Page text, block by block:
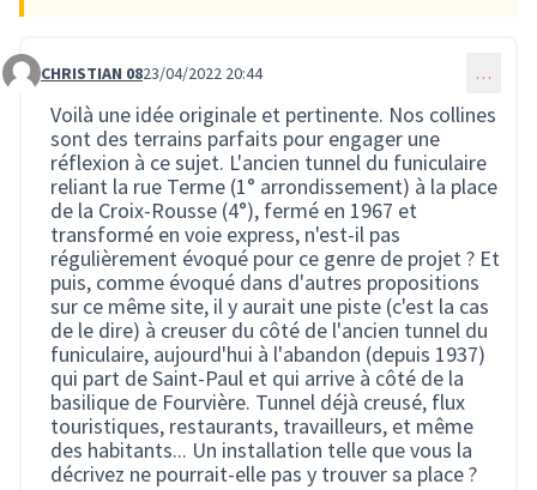
Commentaire 474
CHRISTIAN 0823/04/2022 20:44 …
Voilà une idée originale et pertinente. Nos collines
sont des terrains parfaits pour engager une
réflexion à ce sujet. L'ancien tunnel du funiculaire
reliant la rue Terme (1° arrondissement) à la place
de la Croix-Rousse (4°), fermé en 1967 et
transformé en voie express, n'est-il pas
régulièrement évoqué pour ce genre de projet ? Et
puis, comme évoqué dans d'autres propositions
sur ce même site, il y aurait une piste (c'est la cas
de le dire) à creuser du côté de l'ancien tunnel du
funiculaire, aujourd'hui à l'abandon (depuis 1937)
qui part de Saint-Paul et qui arrive à côté de la
basilique de Fourvière. Tunnel déjà creusé, flux
touristiques, restaurants, travailleurs, et même
des habitants... Un installation telle que vous la
décrivez ne pourrait-elle pas y trouver sa place ?